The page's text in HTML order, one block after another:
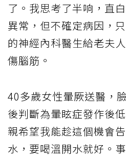
了。我思考了半响，直
異常，但不確定病因，
的神經內科醫生給老夫
傷腦筋。
40多歲女性暈厥送醫，
後判斷為暈眩症發作後
親希望我能趁這個機會
水，要喝溫開水就好。